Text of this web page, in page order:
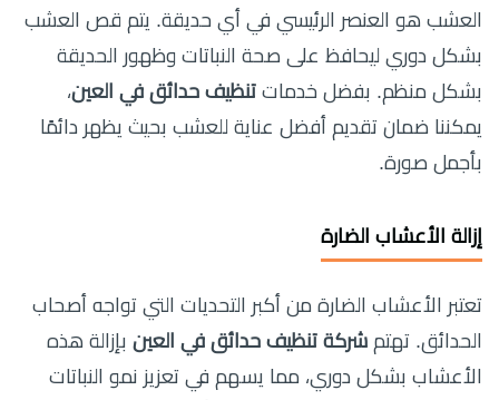
العشب هو العنصر الرئيسي في أي حديقة. يتم قص العشب
بشكل دوري ليحافظ على صحة النباتات وظهور الحديقة
بشكل منظم. بفضل خدمات تنظيف حدائق في العين،
يمكننا ضمان تقديم أفضل عناية للعشب بحيث يظهر دائمًا
بأجمل صورة.
إزالة الأعشاب الضارة
تعتبر الأعشاب الضارة من أكبر التحديات التي تواجه أصحاب
الحدائق. تهتم شركة تنظيف حدائق في العين بإزالة هذه
الأعشاب بشكل دوري، مما يسهم في تعزيز نمو النباتات